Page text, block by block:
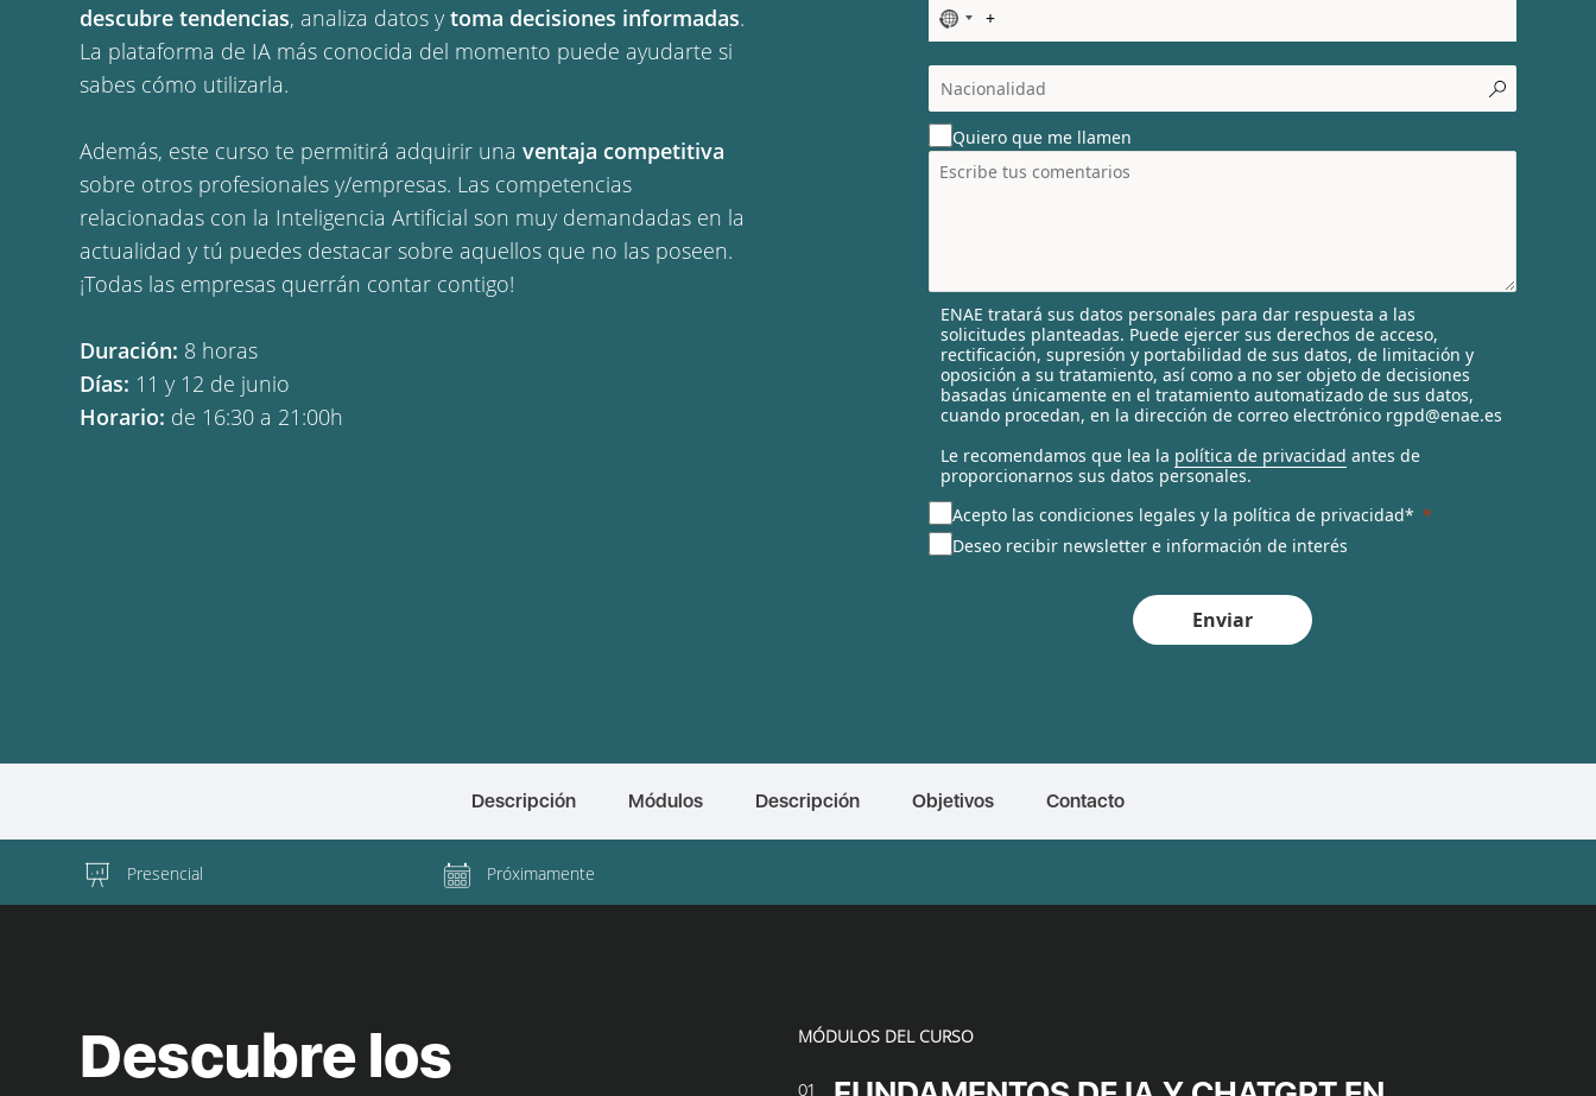
descubre tendencias, analiza datos ytoma decisiones informadas.
La plataforma de IA más conocida del momento puede ayudarte si
sabes cómo utilizarla.
Además, este curso te permitirá adquirir unaventaja competitiva
sobre otros profesionales y/empresas. Las competencias
relacionadas con la Inteligencia Artificial son muy demandadas en la
actualidad y tú puedes destacar sobre aquellos que no las poseen.
¡Todas las empresas querrán contar contigo!
Duración: 8 horas
Días: 11 y 12 de junio
Horario: de 16:30 a 21:00h
N
o
c
o
u
n
t
l
e
c
t
e
d
Quiero que me llamen
ENAE tratará sus datos personales para dar respuesta a las
solicitudes planteadas. Puede ejercer sus derechos de acceso,
rectificación, supresión y portabilidad de sus datos, de limitación y
oposición a su tratamiento, así como a no ser objeto de decisiones
basadas únicamente en el tratamiento automatizado de sus datos,
cuando procedan, en la dirección de correo electrónico rgpd@enae.es
Le recomendamos que lea la política de privacidad antes de
proporcionarnos sus datos personales.
Acepto las condiciones legales y la política de privacidad*
Deseo recibir newsletter e información de interés
Enviar
Descripción Módulos Descripción Objetivos Contacto
Presencial Próximamente
Descubre los
MÓDULOS DEL CURSO
01